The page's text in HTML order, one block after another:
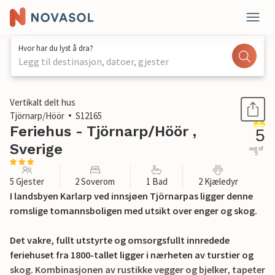
Hvor har du lyst å dra?
Legg til destinasjon, datoer, gjester
1 / 24
Vertikalt delt hus
Tjörnarp/Höör
S12165
Feriehus - Tjörnarp/Höör ,
Sverige
5
out of
5
5 Gjester 2 Soverom 1 Bad 2 Kjæledyr
I landsbyen Karlarp ved innsjøen Tjörnarpas ligger denne
romslige tomannsboligen med utsikt over enger og skog.
Det vakre, fullt utstyrte og omsorgsfullt innredede
feriehuset fra 1800-tallet ligger i nærheten av turstier og
skog. Kombinasjonen av rustikke vegger og bjelker, tapeter